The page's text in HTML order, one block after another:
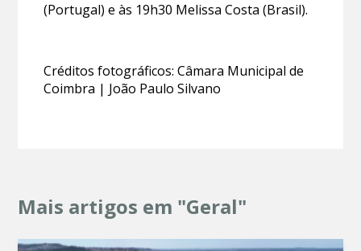
(Portugal) e às 19h30 Melissa Costa (Brasil).
Créditos fotográficos: Câmara Municipal de
Coimbra | João Paulo Silvano
Mais artigos em "Geral"